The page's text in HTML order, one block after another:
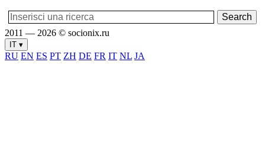
2011 — 2026 © socionix.ru
IT ▾
RU EN ES PT ZH DE FR IT NL JA